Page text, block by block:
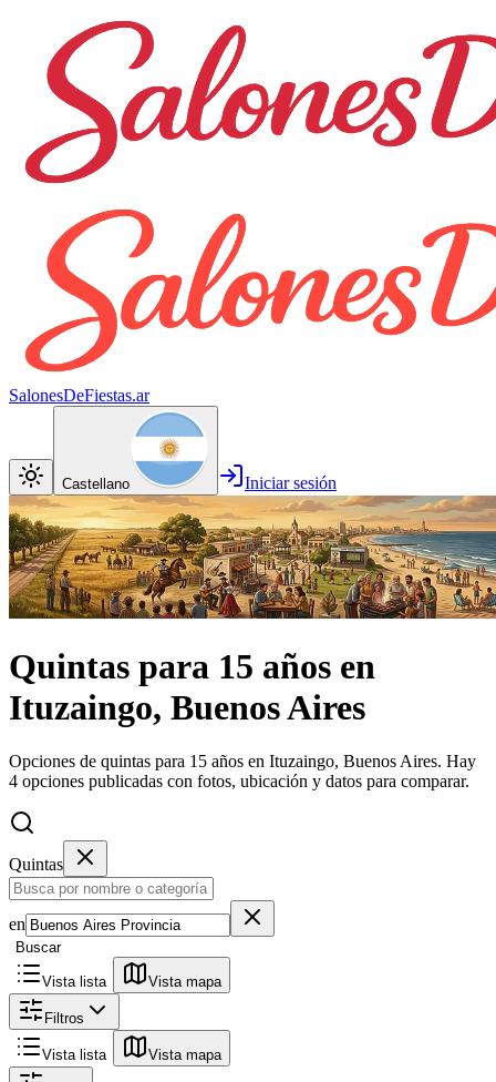
SalonesDeFiestas.ar
Castellano Iniciar sesión
Quintas para 15 años en
Ituzaingo, Buenos Aires
Opciones de quintas para 15 años en Ituzaingo, Buenos Aires. Hay
4 opciones publicadas con fotos, ubicación y datos para comparar.
Quintas
en
Buscar
Vista lista Vista mapa
Filtros
Vista lista Vista mapa